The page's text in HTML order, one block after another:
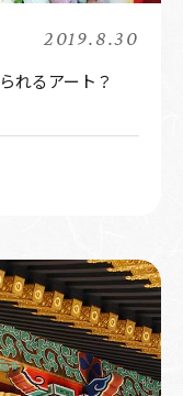
2019.8.30
れるアート？